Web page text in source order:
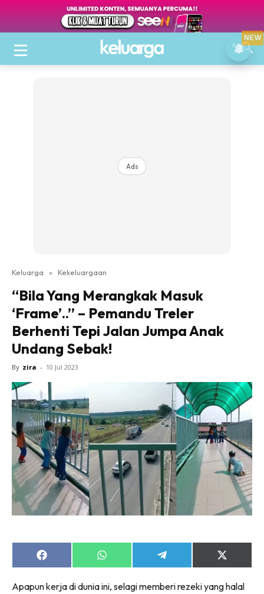
Ads
Keluarga » Kekeluargaan
“Bila Yang Merangkak Masuk
‘Frame’..” – Pemandu Treler
Berhenti Tepi Jalan Jumpa Anak
Undang Sebak!
By zira - 10 Jul 2023
Share
on
Share
on
Share
on
Share
on
(Twitter)
Apapun kerja di dunia ini, selagi memberi rezeki yang halal
NEW